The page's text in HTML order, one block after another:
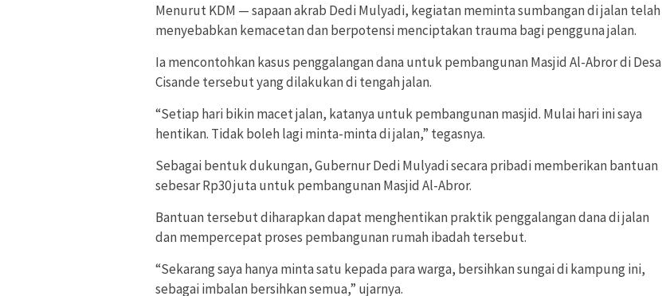
Menurut KDM — sapaan akrab Dedi Mulyadi, kegiatan meminta sumbangan di jalan telah
menyebabkan kemacetan dan berpotensi menciptakan trauma bagi pengguna jalan.
Ia mencontohkan kasus penggalangan dana untuk pembangunan Masjid Al-Abror di Desa
Cisande tersebut yang dilakukan di tengah jalan.
“Setiap hari bikin macet jalan, katanya untuk pembangunan masjid. Mulai hari ini saya
hentikan. Tidak boleh lagi minta-minta di jalan,” tegasnya.
Sebagai bentuk dukungan, Gubernur Dedi Mulyadi secara pribadi memberikan bantuan
sebesar Rp30 juta untuk pembangunan Masjid Al-Abror.
Bantuan tersebut diharapkan dapat menghentikan praktik penggalangan dana di jalan
dan mempercepat proses pembangunan rumah ibadah tersebut.
“Sekarang saya hanya minta satu kepada para warga, bersihkan sungai di kampung ini,
sebagai imbalan bersihkan semua,” ujarnya.